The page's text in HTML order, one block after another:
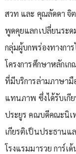
สวท และ คุณลัดดา จิ
พูดคุยแลกเปลี่ยนระด
กลุ่มผู้บกพร่องทางกา
โครงการศึกษาหลักเ
ที่มีบริการล่ามภาษามื
แทนภาพ ซึ่งได้รับเกี
ประยูร คณบดีคณะนิเ
เกียรติเป็นประธานแ
โรงแรมมารวย การ์เ